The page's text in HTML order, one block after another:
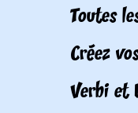
Toutes
Créez
Verbi et